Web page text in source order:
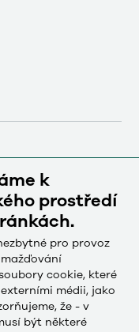
k
prostředí
pro provoz
cookie, které
médii, jako
že - v
být některé